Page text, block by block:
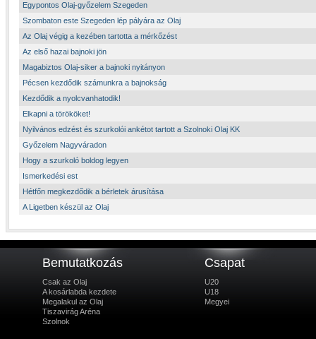
Egypontos Olaj-győzelem Szegeden
Szombaton este Szegeden lép pályára az Olaj
Az Olaj végig a kezében tartotta a mérkőzést
Az első hazai bajnoki jön
Magabiztos Olaj-siker a bajnoki nyitányon
Pécsen kezdődik számunkra a bajnokság
Kezdődik a nyolcvanhatodik!
Elkapni a törököket!
Nyilvános edzést és szurkolói ankétot tartott a Szolnoki Olaj KK
Győzelem Nagyváradon
Hogy a szurkoló boldog legyen
Ismerkedési est
Hétfőn megkezdődik a bérletek árusítása
A Ligetben készül az Olaj
Bemutatkozás
Csak az Olaj
A kosárlabda kezdete
Megalakul az Olaj
Tiszavirág Aréna
Szolnok
Csapat
U20
U18
Megyei